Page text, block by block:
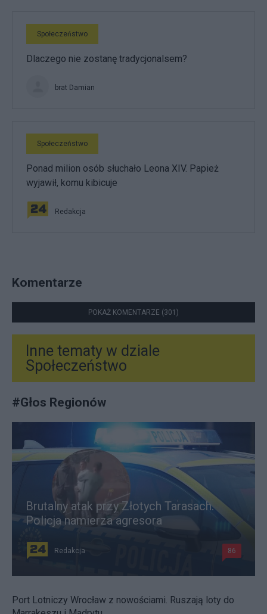
Społeczeństwo
Dlaczego nie zostanę tradycjonalsem?
brat Damian
Społeczeństwo
Ponad milion osób słuchało Leona XIV. Papież
wyjawił, komu kibicuje
Redakcja
Komentarze
POKAŻ KOMENTARZE (301)
Inne tematy w dziale
Społeczeństwo
#Głos Regionów
Brutalny atak przy Złotych Tarasach.
Policja namierza agresora
Redakcja 86
Port Lotniczy Wrocław z nowościami. Ruszają loty do